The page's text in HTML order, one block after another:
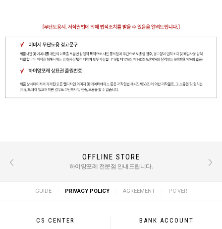
REVIEW EVENT
후기 작성 시 적립금 혜택 / TEXT : 500점 PHOTO : 1000점
KAKAO PLUS EVENT
카카오톡 친구추가 하시면 소식을 빠르게 알려드려요!
OFFLINE STORE
하이앙포레 전문점 안내드립니다.
GUIDE PRIVACY POLICY AGREEMENT PC VER
CS CENTER BANK ACCOUNT